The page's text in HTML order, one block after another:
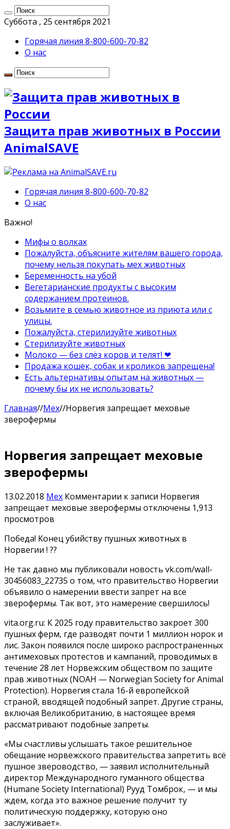
Суббота , 25 сентября 2021
Горячая линия 8-800-600-70-82
О нас
Защита прав животных в России
AnimalSAVE
Горячая линия 8-800-600-70-82
О нас
Важно!
Мифы о волках
Пожалуйста, объясните жителям вашего города,
почему нельзя покупать мех животных
Беременность на убой
Вегетарианские продукты с высоким
содержанием протеинов.
Возьмите в семью животное из приюта или с
улицы.
Пожалуйста, стерилизуйте животных
Стерилизуйте животных
Молоко — без слёз коров и телят! ❤
Продажа кошек, собак и кроликов запрещена!
Есть альтернативы опытам на животных —
почему бы их не использовать?
Главная//Мех//Норвегия запрещает меховые
зверофермы
Норвегия запрещает меховые
зверофермы
13.02.2018 Мех Комментарии к записи Норвегия
запрещает меховые зверофермы отключены 1,913
просмотров
Победа! Конец убийству пушных животных в
Норвегии ! ??
Не так давно мы публиковали новость vk.com/wall-
30456083_22735 о том, что правительство Норвегии
объявило о намерении ввести запрет на все
зверофермы. Так вот, это намерение свершилось!
vita.org.ru: К 2025 году правительство закроет 300
пушных ферм, где разводят почти 1 миллион норок и
лис. Закон появился после широко распространенных
антимеховых протестов и кампаний, проводимых в
течение 28 лет Норвежским обществом по защите
прав животных (NOAH — Norwegian Society for Animal
Protection). Норвегия стала 16-й европейской
страной, вводящей подобный запрет. Другие страны,
включая Великобританию, в настоящее время
рассматривают подобные запреты.
«Мы счастливы услышать такое решительное
обещание норвежского правительства запретить всё
пушное звероводство, — заявил исполнительный
директор Международного гуманного общества
(Humane Society International) Рууд Томброк, — и мы
ждем, когда это важное решение получит ту
политическую поддержку, которую оно
заслуживает».